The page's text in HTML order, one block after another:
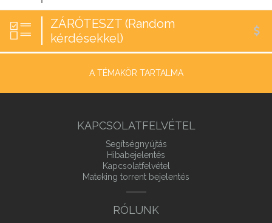
ZÁRÓTESZT (Random
kérdésekkel)
A TÉMAKÖR TARTALMA
KAPCSOLATFELVÉTEL
Segítségnyújtás
Hibabejelentés
Kapcsolatfelvétel
Mateking torrent bejelentés
RÓLUNK